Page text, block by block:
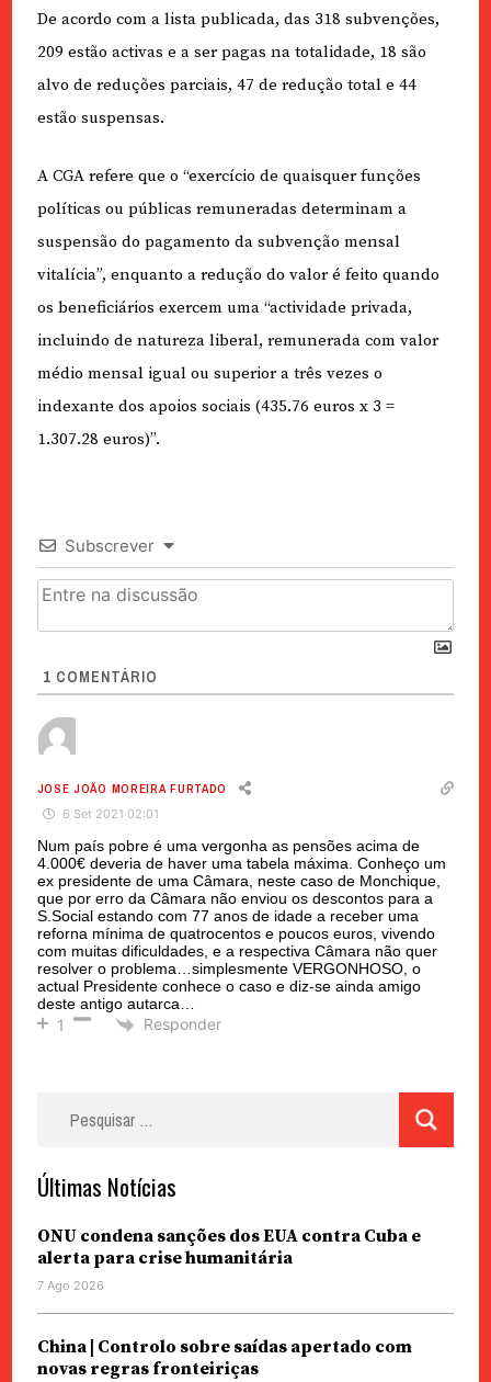
De acordo com a lista publicada, das 318 subvenções,
209 estão activas e a ser pagas na totalidade, 18 são
alvo de reduções parciais, 47 de redução total e 44
estão suspensas.
A CGA refere que o “exercício de quaisquer funções
políticas ou públicas remuneradas determinam a
suspensão do pagamento da subvenção mensal
vitalícia”, enquanto a redução do valor é feito quando
os beneficiários exercem uma “actividade privada,
incluindo de natureza liberal, remunerada com valor
médio mensal igual ou superior a três vezes o
indexante dos apoios sociais (435.76 euros x 3 =
1.307.28 euros)”.
Subscrever
1 COMENTÁRIO
JOSE JOÃO MOREIRA FURTADO
6 Set 2021 02:01
Num país pobre é uma vergonha as pensões acima de
4.000€ deveria de haver uma tabela máxima. Conheço um
ex presidente de uma Câmara, neste caso de Monchique,
que por erro da Câmara não enviou os descontos para a
S.Social estando com 77 anos de idade a receber uma
reforna mínima de quatrocentos e poucos euros, vivendo
com muitas dificuldades, e a respectiva Câmara não quer
resolver o problema…simplesmente VERGONHOSO, o
actual Presidente conhece o caso e diz-se ainda amigo
deste antigo autarca…
1 Responder
Últimas Notícias
ONU condena sanções dos EUA contra Cuba e
alerta para crise humanitária
7 Ago 2026
China | Controlo sobre saídas apertado com
novas regras fronteiriças